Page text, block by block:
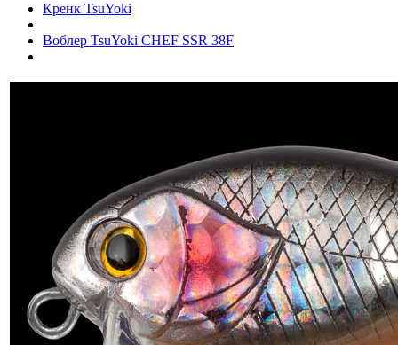
Кренк TsuYoki
Воблер TsuYoki CHEF SSR 38F